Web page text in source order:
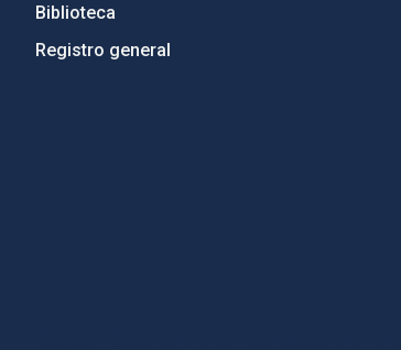
Biblioteca
Registro general